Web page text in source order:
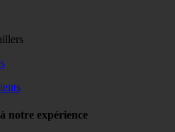
notre expérience